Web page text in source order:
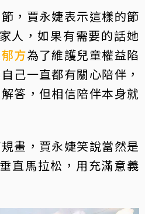
，賈永婕表示這樣的節
人，如果有需要的話她
郁方為了維護兒童權益陷
己一直都有關心陪伴，
答，但相信陪伴本身就
畫，賈永婕笑說當然是
直馬拉松，用充滿意義